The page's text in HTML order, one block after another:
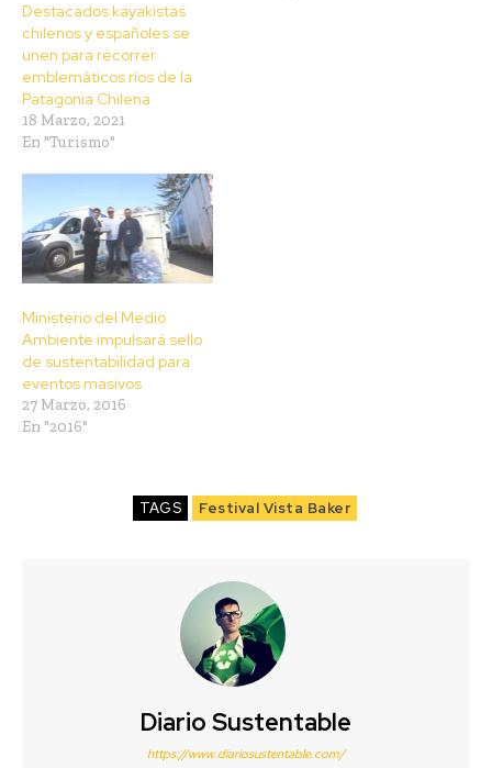
Destacados kayakistas
chilenos y españoles se
unen para recorrer
emblemáticos ríos de la
Patagonia Chilena
18 Marzo, 2021
En "Turismo"
Ministerio del Medio
Ambiente impulsará sello
de sustentabilidad para
eventos masivos
27 Marzo, 2016
En "2016"
TAGS Festival Vista Baker
Diario Sustentable
https://www.diariosustentable.com/